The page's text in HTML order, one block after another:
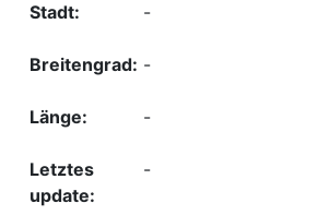
-
-
-
-